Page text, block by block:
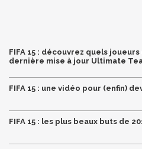
FIFA 15 : découvrez quels
dernière mise à jour Ultimate
FIFA 15 : une vidéo pour (enfin)
FIFA 15 : les plus beaux buts de